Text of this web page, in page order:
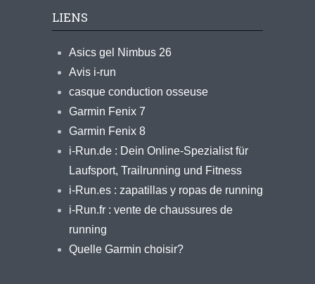
LIENS
Asics gel Nimbus 26
Avis i-run
casque conduction osseuse
Garmin Fenix 7
Garmin Fenix 8
i-Run.de : Dein Online-Spezialist für
Laufsport, Trailrunning und Fitness
i-Run.es : zapatillas y ropas de running
i-Run.fr : vente de chaussures de
running
Quelle Garmin choisir?